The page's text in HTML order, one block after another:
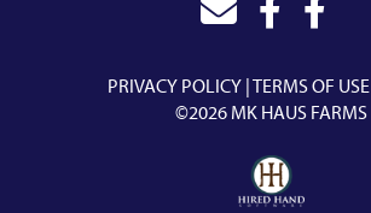
PRIVACY POLICY TERMS OF USE
©2026 MK HAUS FARMS